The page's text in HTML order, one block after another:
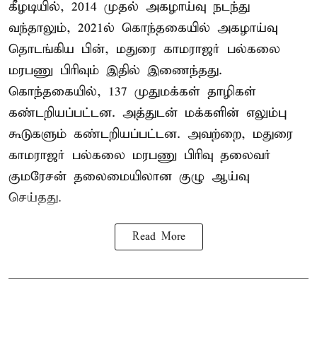
கீழடியில், 2014 முதல் அகழாய்வு நடந்து
வந்தாலும், 2021ல் கொந்தகையில் அகழாய்வு
தொடங்கிய பின், மதுரை காமராஜர் பல்கலை
மரபணு பிரிவும் இதில் இணைந்தது.
கொந்தகையில், 137 முதுமக்கள் தாழிகள்
கண்டறியப்பட்டன. அத்துடன் மக்களின் எலும்பு
கூடுகளும் கண்டறியப்பட்டன. அவற்றை, மதுரை
காமராஜர் பல்கலை மரபணு பிரிவு தலைவர்
குமரேசன் தலைமையிலான குழு ஆய்வு
செய்தது.
Read More